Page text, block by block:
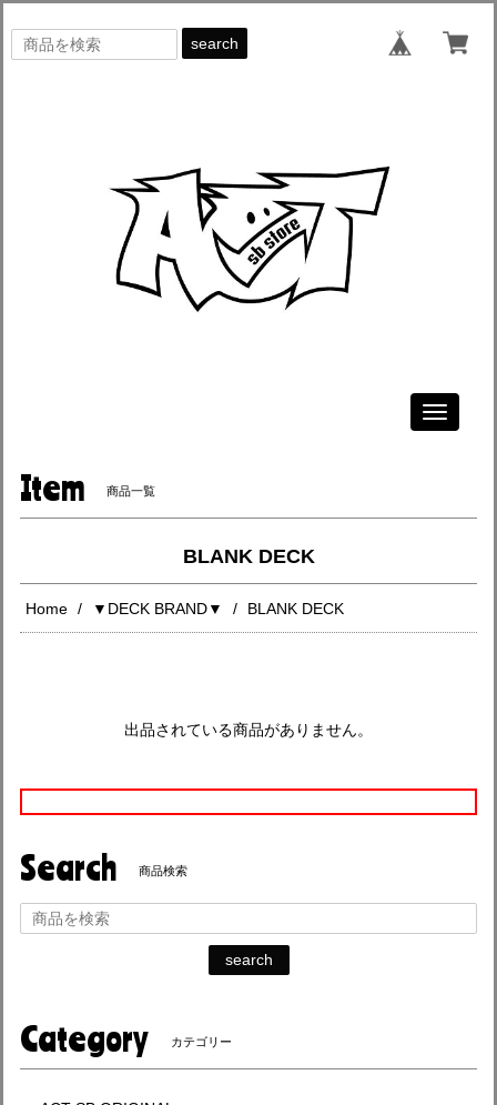
search
Toggle
Item 商品一覧
BLANK DECK
Home ▼DECK BRAND▼ BLANK DECK
出品されている商品がありません。
Search 商品検索
search
Category カテゴリー